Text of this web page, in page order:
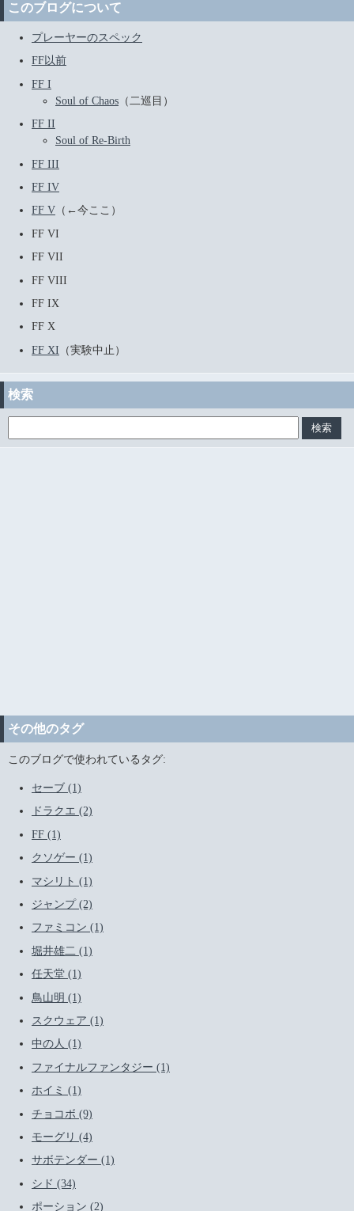
このブログについて
プレーヤーのスペック
FF以前
FF I
Soul of Chaos （二巡目）
FF II
Soul of Re-Birth
FF III
FF IV
FF V （←今ここ）
FF VI
FF VII
FF VIII
FF IX
FF X
FF XI （実験中止）
検索
その他のタグ
このブログで使われているタグ:
セーブ (1)
ドラクエ (2)
FF (1)
クソゲー (1)
マシリト (1)
ジャンプ (2)
ファミコン (1)
堀井雄二 (1)
任天堂 (1)
鳥山明 (1)
スクウェア (1)
中の人 (1)
ファイナルファンタジー (1)
ホイミ (1)
チョコボ (9)
モーグリ (4)
サボテンダー (1)
シド (34)
ポーション (2)